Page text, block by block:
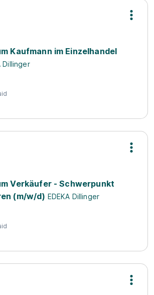
Kaufmann im Einzelhandel
Dillinger
Verkäufer - Schwerpunkt
(m/w/d) EDEKA Dillinger